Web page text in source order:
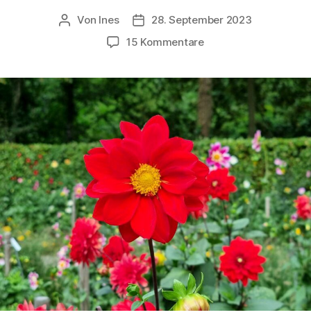
Beitragsautor
Von Ines Veröffentlichungsdatum
28. September 2023
15 Kommentarezu
Dahliengarten